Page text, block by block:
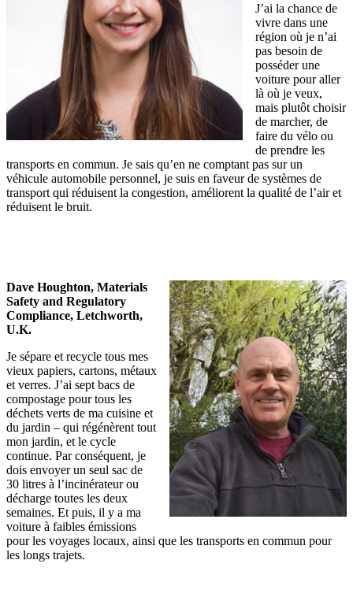
J’ai la chance de
vivre dans une
région où je n’ai
pas besoin de
posséder une
voiture pour aller
là où je veux,
mais plutôt choisir
de marcher, de
faire du vélo ou
de prendre les
transports en commun. Je sais qu’en ne comptant pas sur un
véhicule automobile personnel, je suis en faveur de systèmes de
transport qui réduisent la congestion, améliorent la qualité de l’air et
réduisent le bruit.
Dave Houghton, Materials
Safety and Regulatory
Compliance, Letchworth,
U.K.
Je sépare et recycle tous mes
vieux papiers, cartons, métaux
et verres. J’ai sept bacs de
compostage pour tous les
déchets verts de ma cuisine et
du jardin – qui régénèrent tout
mon jardin, et le cycle
continue. Par conséquent, je
dois envoyer un seul sac de
30 litres à l’incinérateur ou
décharge toutes les deux
semaines. Et puis, il y a ma
voiture à faibles émissions
pour les voyages locaux, ainsi que les transports en commun pour
les longs trajets.